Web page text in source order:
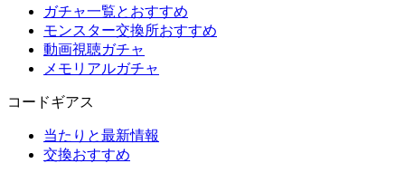
ガチャ一覧とおすすめ
モンスター交換所おすすめ
動画視聴ガチャ
メモリアルガチャ
コードギアス
当たりと最新情報
交換おすすめ